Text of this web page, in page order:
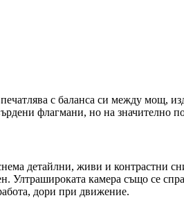
с баланса си между мощ,
флагмани, но на значително
детайлни, живи и контрастни
Ултрашироката камера също се
дори при движение.